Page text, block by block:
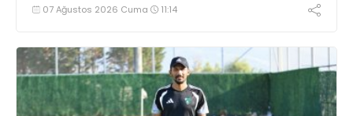
07 Ağustos 2026 Cuma 11:14